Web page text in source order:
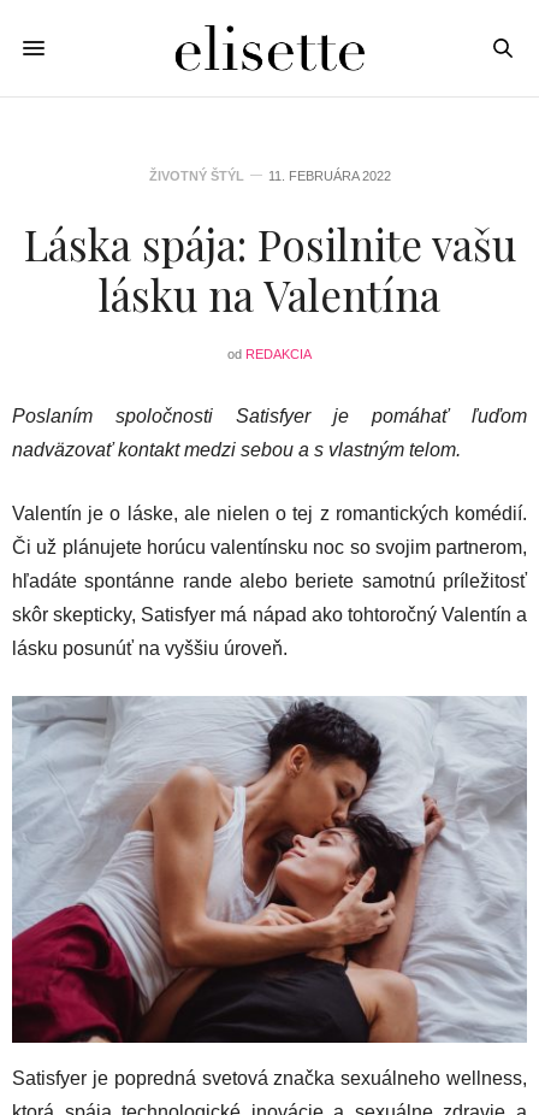
ŽIVOTNÝ ŠTÝL 11. FEBRUÁRA 2022
Láska spája: Posilnite vašu
lásku na Valentína
od REDAKCIA
Poslaním spoločnosti Satisfyer je pomáhať ľuďom
nadväzovať kontakt medzi sebou a s vlastným telom.
Valentín je o láske, ale nielen o tej z romantických komédií.
Či už plánujete horúcu valentínsku noc so svojim partnerom,
hľadáte spontánne rande alebo beriete samotnú príležitosť
skôr skepticky, Satisfyer má nápad ako tohtoročný Valentín a
lásku posunúť na vyššiu úroveň.
Satisfyer je popredná svetová značka sexuálneho wellness,